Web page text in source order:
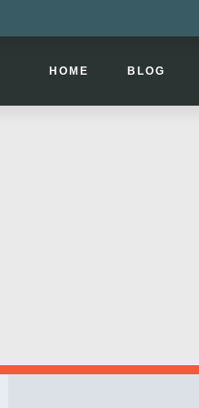
HOME BLOG